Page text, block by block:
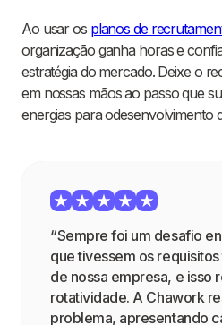
Ao usar os planos de
organização ganha horas e
estratégia do mercado. Deixe o
em nossas mãos ao passo que
energias para odesenvolvimento
“Sempre foi um desafio
que tivessem os
de nossa empresa, e isso
rotatividade. A Chawork
problema, apresentando